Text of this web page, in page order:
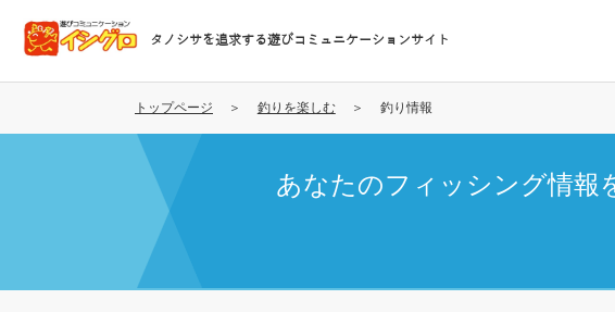
コ
テ
タノシサを追求する遊びコミュニケーションサイト
トップページ 釣りを楽しむ 釣り情報
あなたのフィッシング情報